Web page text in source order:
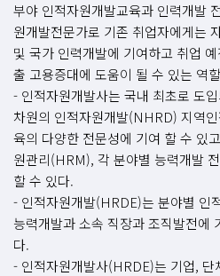
부야 인적자원개발교육과 인력개발
원개발전문가로 기존 취업자에게는
및 국가 인력개발에 기여하고 취업
출 고용증대에 도움이 될 수 있는 역
- 인적자원개발사는 국내 최초로 도
차원의 인적자원개발(NHRD) 지역
육의 다양한 전문성에 기여 할 수 있
원관리(HRM), 각 분야별 능력개발
할 수 있다.
- 인적자원개발(HRDE)는 분야별 인
능력개발과 소속 직장과 조직발전에
다.
- 인적자원개발사(HRDE)는 기업, 단